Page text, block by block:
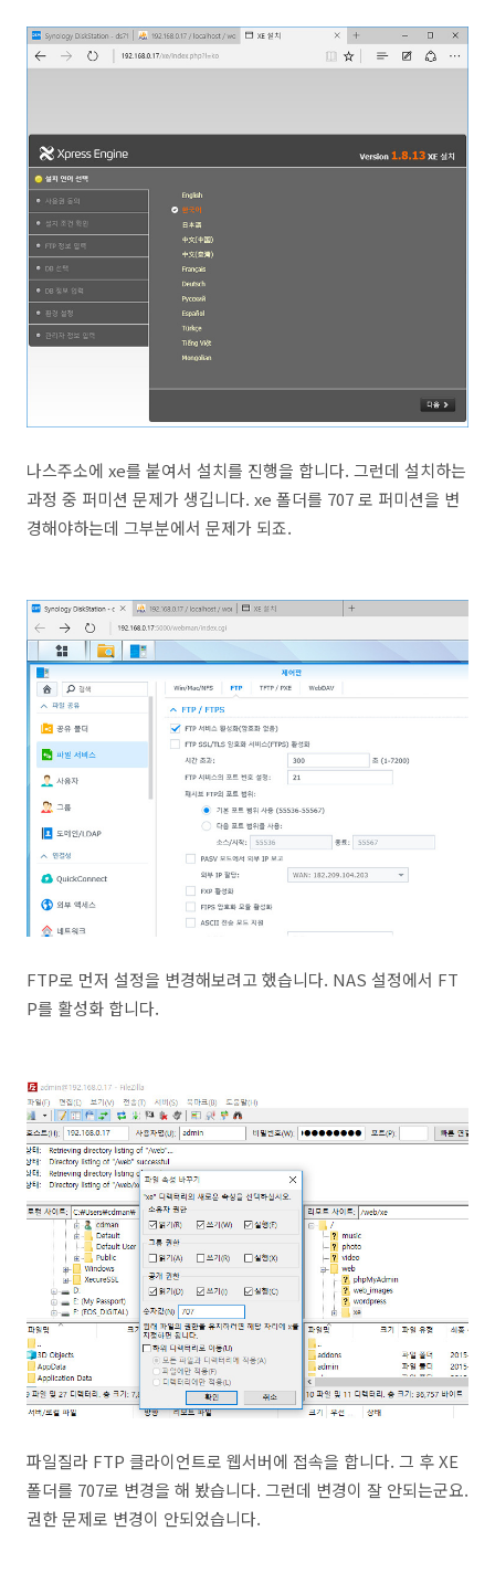
나스주소에 xe를 붙여서 설치를 진행을 합니다. 그런데 설치하는
과정 중 퍼미션 문제가 생깁니다. xe 폴더를 707 로 퍼미션을 변
경해야하는데 그부분에서 문제가 되죠.
FTP로 먼저 설정을 변경해보려고 했습니다. NAS 설정에서 FT
P를 활성화 합니다.
파일질라 FTP 클라이언트로 웹서버에 접속을 합니다. 그 후 XE
폴더를 707로 변경을 해 봤습니다. 그런데 변경이 잘 안되는군요.
권한 문제로 변경이 안되었습니다.